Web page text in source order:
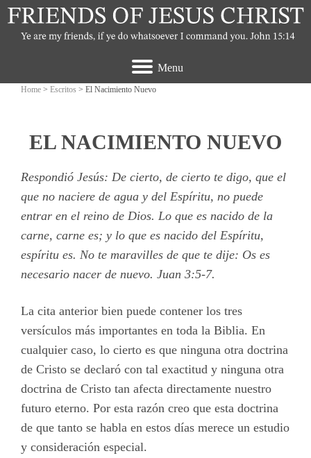
Menu
Home > Escritos > El Nacimiento Nuevo
EL NACIMIENTO NUEVO
Respondió Jesús: De cierto, de cierto te digo, que el
que no naciere de agua y del Espíritu, no puede
entrar en el reino de Dios. Lo que es nacido de la
carne, carne es; y lo que es nacido del Espíritu,
espíritu es. No te maravilles de que te dije: Os es
necesario nacer de nuevo. Juan 3:5-7.
La cita anterior bien puede contener los tres
versículos más importantes en toda la Biblia. En
cualquier caso, lo cierto es que ninguna otra doctrina
de Cristo se declaró con tal exactitud y ninguna otra
doctrina de Cristo tan afecta directamente nuestro
futuro eterno. Por esta razón creo que esta doctrina
de que tanto se habla en estos días merece un estudio
y consideración especial.